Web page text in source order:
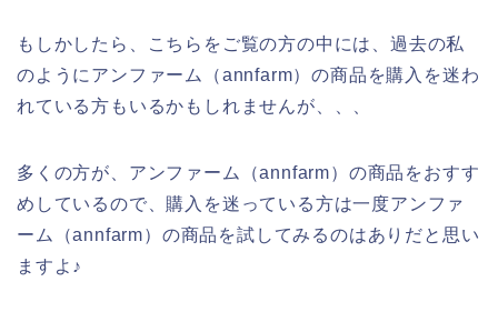
もしかしたら、こちらをご覧の方の中には、過去の私
のようにアンファーム（annfarm）の商品を購入を迷わ
れている方もいるかもしれませんが、、、
多くの方が、アンファーム（annfarm）の商品をおすす
めしているので、購入を迷っている方は一度アンファ
ーム（annfarm）の商品を試してみるのはありだと思い
ますよ♪